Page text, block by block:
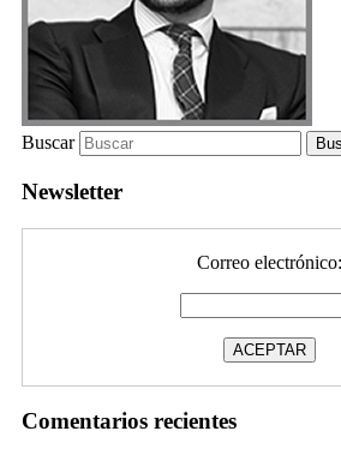
Buscar
Newsletter
Correo electrónico:
Comentarios recientes